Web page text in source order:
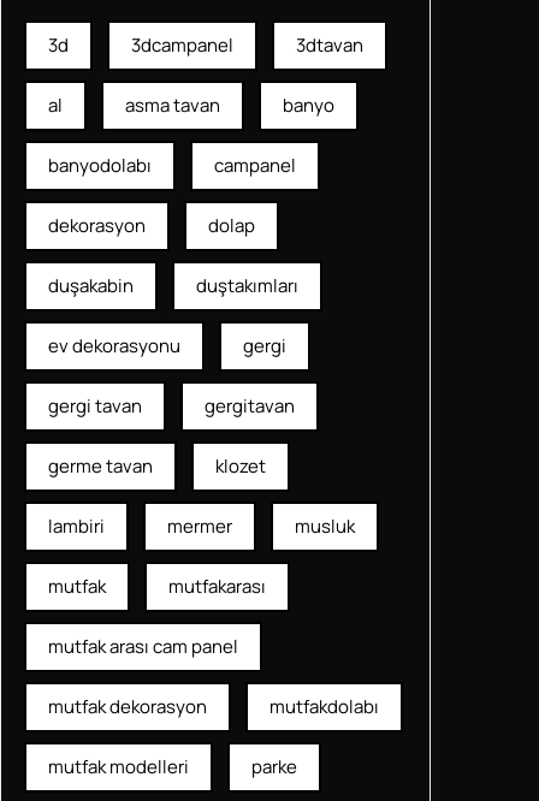
3d 3dcampanel 3dtavan
al asma tavan banyo
banyodolabı campanel
dekorasyon dolap
duşakabin duştakımları
ev dekorasyonu gergi
gergi tavan gergitavan
germe tavan klozet
lambiri mermer musluk
mutfak mutfakarası
mutfak arası cam panel
mutfak dekorasyon mutfakdolabı
mutfak modelleri parke